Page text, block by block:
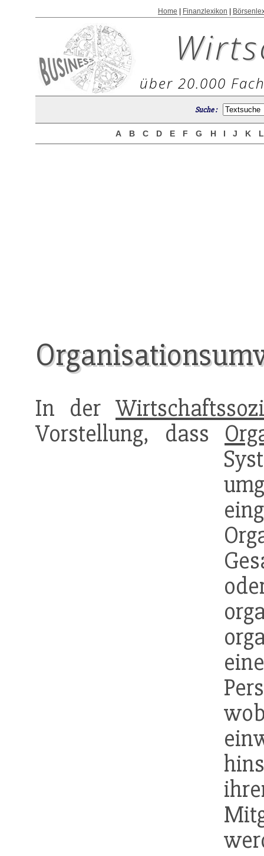
Home Finanzlexikon
über 20.000
Suche :
A B C D E F G H I J K
In der
Vorstellung, dass